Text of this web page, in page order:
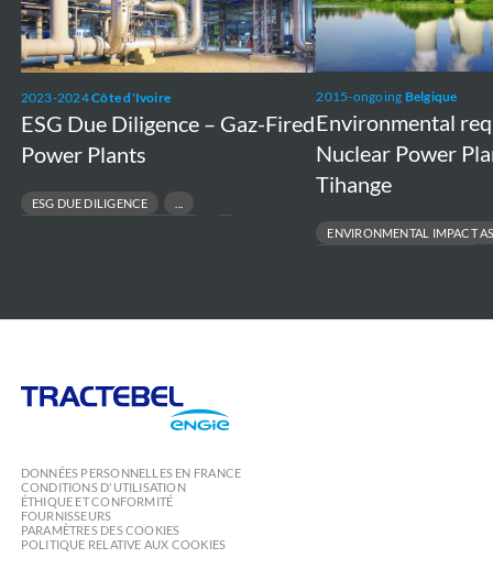
2023-2024Côte d'Ivoire
ESG Due Diligence – Gaz-Fired
Power Plants
ESG DUE DILIGENCE
Gaz-
Fired
Power
Plants
2015-ongoing Belgique
Environmental
Nuclear Power
Tihange
ENVIRONMENTAL IMPACT
Plants
Doel
and
Tihange
Engie
DONNÉES PERSONNELLES EN FRANCE
CONDITIONS D'UTILISATION
ÉTHIQUE ET CONFORMITÉ
FOURNISSEURS
PARAMÈTRES DES COOKIES
POLITIQUE RELATIVE AUX COOKIES